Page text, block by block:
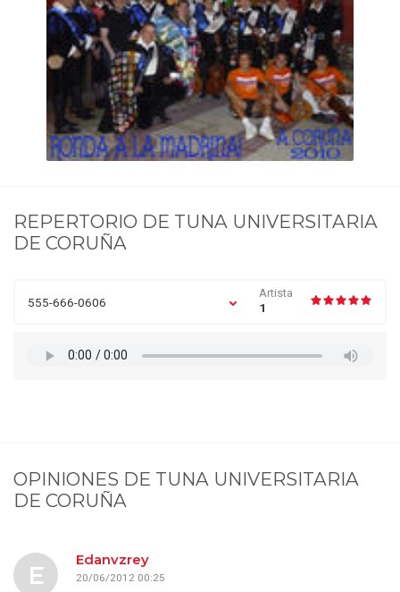
REPERTORIO DE TUNA UNIVERSITARIA
DE CORUÑA
555-666-0606
Artista
1
OPINIONES DE TUNA UNIVERSITARIA
DE CORUÑA
Edanvzrey
20/06/2012 00:25
E